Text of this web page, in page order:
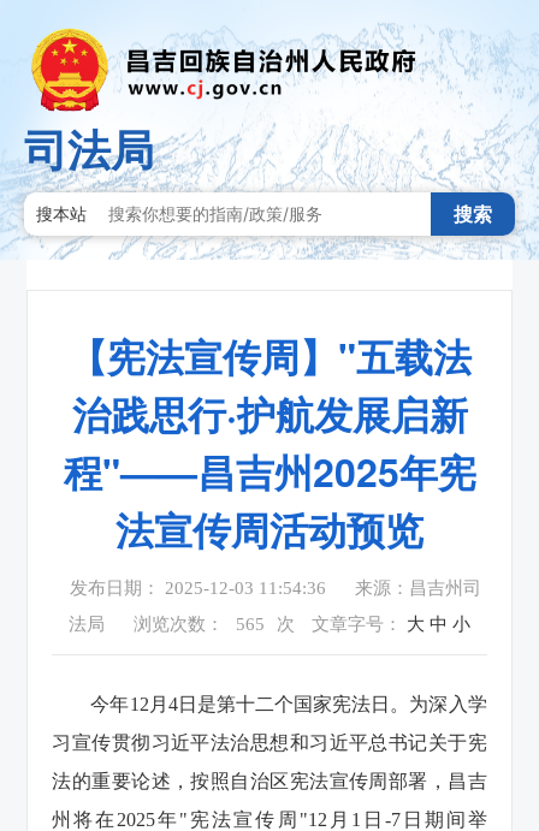
司法局
搜本站 搜索
【宪法宣传周】"五载法
治践思行·护航发展启新
程"——昌吉州2025年宪
法宣传周活动预览
发布日期： 2025-12-03 11:54:36
来源：昌吉州司
法局
浏览次数： 565 次 文章字号： 大 中 小
今年12月4日是第十二个国家宪法日。为深入学
习宣传贯彻习近平法治思想和习近平总书记关于宪
法的重要论述，按照自治区宪法宣传周部署，昌吉
州将在2025年"宪法宣传周"12月1日-7日期间举